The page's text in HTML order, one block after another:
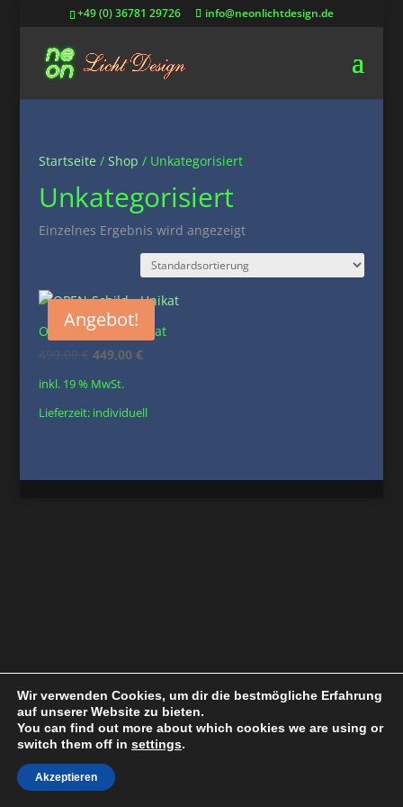
+49 (0) 36781 29726 info@neonlichtdesign.de
Startseite / Shop / Unkategorisiert
Unkategorisiert
Einzelnes Ergebnis wird angezeigt
Angebot!
OPEN-Schild – Unikat
499,00€ Ursprünglicher
499,00 €
449,00 €Aktueller
449,00 €.
inkl. 19 % MwSt.
Lieferzeit: individuell
Wir verwenden Cookies, um dir die bestmögliche Erfahrung
auf unserer Website zu bieten.
You can find out more about which cookies we are using or
switch them off in settings.
Akzeptieren